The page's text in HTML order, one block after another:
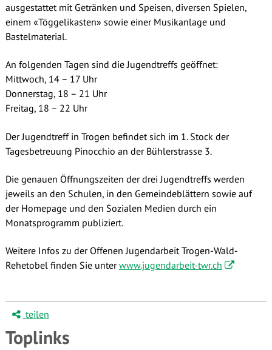
ausgestattet mit Getränken und Speisen, diversen Spielen,
einem «Töggelikasten» sowie einer Musikanlage und
Bastelmaterial.
An folgenden Tagen sind die Jugendtreffs geöffnet:
Mittwoch, 14 – 17 Uhr
Donnerstag, 18 – 21 Uhr
Freitag, 18 – 22 Uhr
Der Jugendtreff in Trogen befindet sich im 1. Stock der
Tagesbetreuung Pinocchio an der Bühlerstrasse 3.
Die genauen Öffnungszeiten der drei Jugendtreffs werden
jeweils an den Schulen, in den Gemeindeblättern sowie auf
der Homepage und den Sozialen Medien durch ein
Monatsprogramm publiziert.
Weitere Infos zu der Offenen Jugendarbeit Trogen-Wald-
Rehetobel finden Sie unterwww.jugendarbeit-twr.ch
teilen
Toplinks